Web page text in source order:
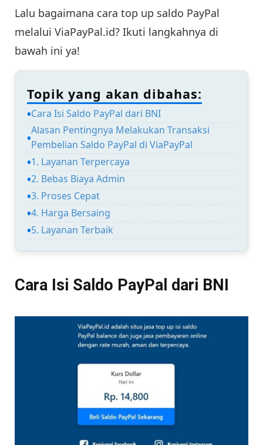
Lalu bagaimana cara top up saldo PayPal
melalui ViaPayPal.id? Ikuti langkahnya di
bawah ini ya!
Topik yang akan dibahas:
Cara Isi Saldo PayPal dari BNI
Alasan Pentingnya Melakukan Transaksi
Pembelian Saldo PayPal di ViaPayPal
1. Layanan Terpercaya
2. Bebas Biaya Admin
3. Proses Cepat
4. Harga Bersaing
5. Layanan Terbaik
Cara Isi Saldo PayPal dari BNI